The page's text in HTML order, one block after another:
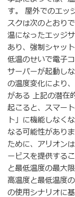
す。 屋外でのエッ
スクは次のとおり
温になったエッジ
あり、強制シャッ
低温のせいで電子
サーバーが起動し
の温度変化により
がある 上記の潜在
起こると、スマー
ト」に機能しなく
なる可能性があり
ために、アリオン
ービスを提供する
と最低温度の最大
高温度と最低温度
の使用シナリオに